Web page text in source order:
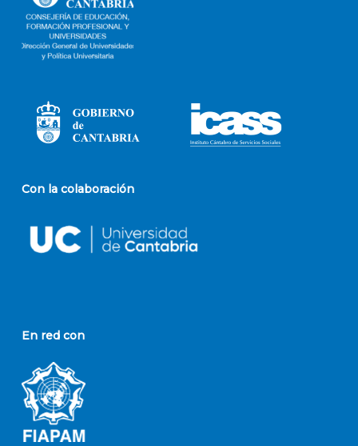
Con la colaboración
En red con